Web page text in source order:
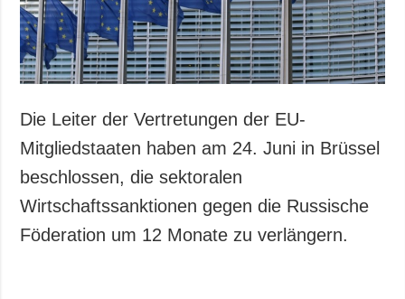
Die Leiter der Vertretungen der EU-
Mitgliedstaaten haben am 24. Juni in Brüssel
beschlossen, die sektoralen
Wirtschaftssanktionen gegen die Russische
Föderation um 12 Monate zu verlängern.